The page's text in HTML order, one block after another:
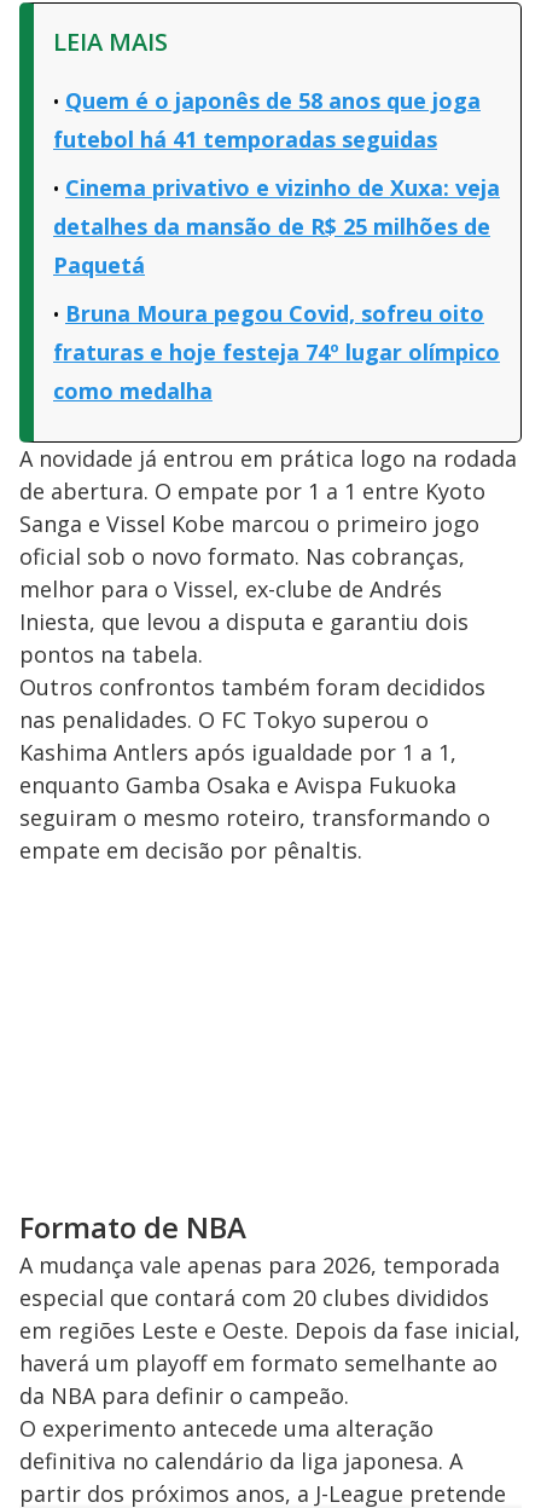
LEIA MAIS
Quem é o japonês de 58 anos que joga
futebol há 41 temporadas seguidas
Cinema privativo e vizinho de Xuxa: veja
detalhes da mansão de R$ 25 milhões de
Paquetá
Bruna Moura pegou Covid, sofreu oito
fraturas e hoje festeja 74º lugar olímpico
como medalha
A novidade já entrou em prática logo na rodada
de abertura. O empate por 1 a 1 entre Kyoto
Sanga e Vissel Kobe marcou o primeiro jogo
oficial sob o novo formato. Nas cobranças,
melhor para o Vissel, ex-clube de Andrés
Iniesta, que levou a disputa e garantiu dois
pontos na tabela.
Outros confrontos também foram decididos
nas penalidades. O FC Tokyo superou o
Kashima Antlers após igualdade por 1 a 1,
enquanto Gamba Osaka e Avispa Fukuoka
seguiram o mesmo roteiro, transformando o
empate em decisão por pênaltis.
Formato de NBA
A mudança vale apenas para 2026, temporada
especial que contará com 20 clubes divididos
em regiões Leste e Oeste. Depois da fase inicial,
haverá um playoff em formato semelhante ao
da NBA para definir o campeão.
O experimento antecede uma alteração
definitiva no calendário da liga japonesa. A
partir dos próximos anos, a J-League pretende